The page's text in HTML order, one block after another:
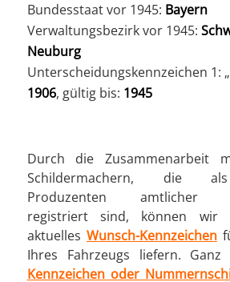
Bundesstaat vor 1945: Bayern
Verwaltungsbezirk vor 1945:
Neuburg
Unterscheidungskennzeichen 1: „
1906, gültig bis: 1945
Durch die Zusammenarbeit
Schildermachern, die
Produzenten amtlicher
registriert sind, können wir
aktuelles Wunsch-Kennzeichen
Ihres Fahrzeugs liefern. Ganz
Kennzeichen oder